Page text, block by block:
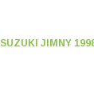
SUZUKI JIMNY